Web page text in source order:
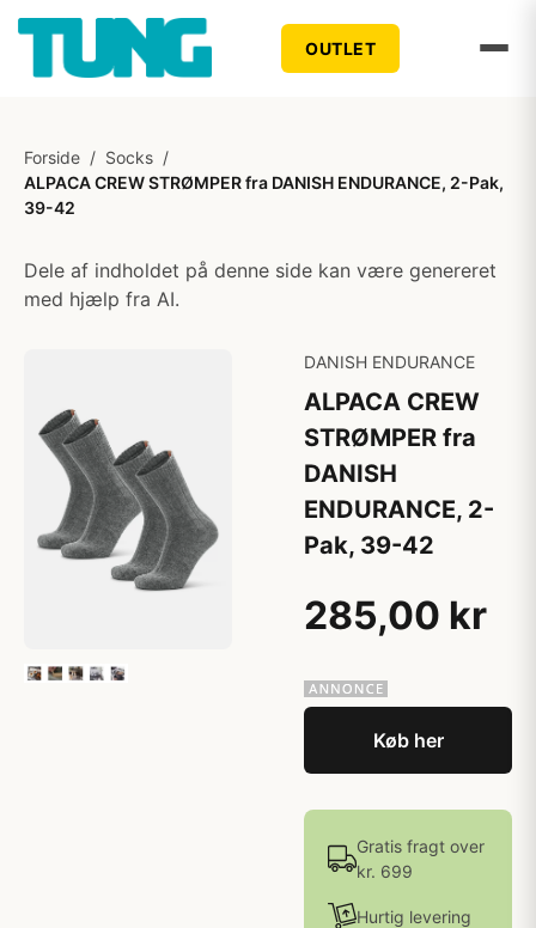
OUTLET
Forside / Socks /
ALPACA CREW STRØMPER fra DANISH ENDURANCE, 2-Pak,
39-42
Dele af indholdet på denne side kan være genereret
med hjælp fra AI.
DANISH ENDURANCE
ALPACA CREW
STRØMPER fra
DANISH
ENDURANCE, 2-
Pak, 39-42
285,00 kr
Køb her
Gratis fragt over
kr. 699
Hurtig levering